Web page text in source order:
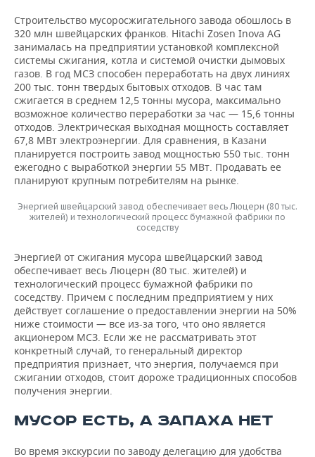
Строительство мусоросжигательного завода обошлось в
320 млн швейцарских франков. Hitachi Zosen Inova AG
занималась на предприятии установкой комплексной
системы сжигания, котла и системой очистки дымовых
газов. В год МСЗ способен переработать на двух линиях
200 тыс. тонн твердых бытовых отходов. В час там
сжигается в среднем 12,5 тонны мусора, максимально
возможное количество переработки за час — 15,6 тонны
отходов. Электрическая выходная мощность составляет
67,8 МВт электроэнергии. Для сравнения, в Казани
планируется построить завод мощностью 550 тыс. тонн
ежегодно с выработкой энергии 55 МВт. Продавать ее
планируют крупным потребителям на рынке.
Энергией швейцарский завод обеспечивает весь Люцерн (80 тыс.
жителей) и технологический процесс бумажной фабрики по
соседству
Энергией от сжигания мусора швейцарский завод
обеспечивает весь Люцерн (80 тыс. жителей) и
технологический процесс бумажной фабрики по
соседству. Причем с последним предприятием у них
действует соглашение о предоставлении энергии на 50%
ниже стоимости — все из-за того, что оно является
акционером МСЗ. Если же не рассматривать этот
конкретный случай, то генеральный директор
предприятия признает, что энергия, получаемся при
сжигании отходов, стоит дороже традиционных способов
получения энергии.
МУСОР ЕСТЬ, А ЗАПАХА НЕТ
Во время экскурсии по заводу делегацию для удобства